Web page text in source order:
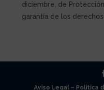
diciembre, de
garantía de los
Aviso Legal – Política